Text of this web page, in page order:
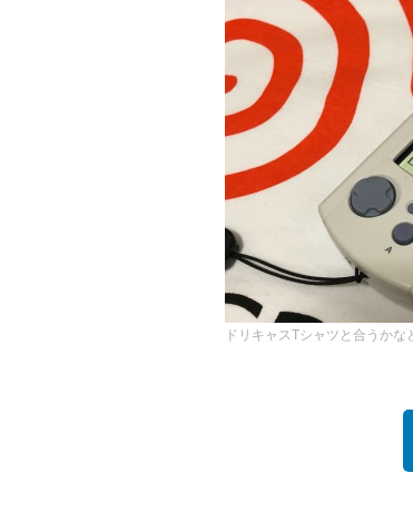
ドリキャスTシャツと合うかな